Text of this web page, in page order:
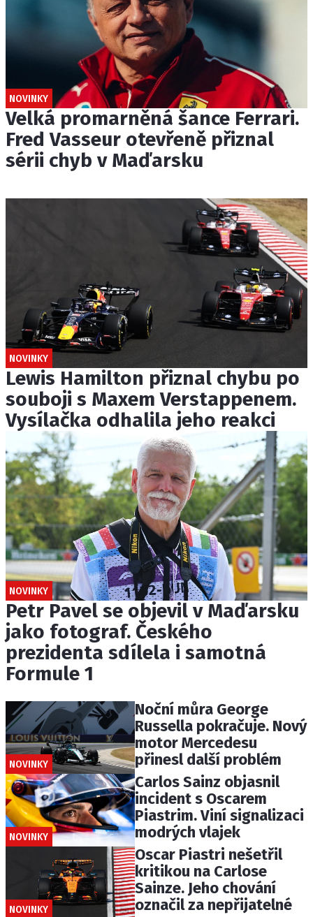
NOVINKY
Velká promarněná šance Ferrari.
Fred Vasseur otevřeně přiznal
sérii chyb v Maďarsku
NOVINKY
Lewis Hamilton přiznal chybu po
souboji s Maxem Verstappenem.
Vysílačka odhalila jeho reakci
NOVINKY
Petr Pavel se objevil v Maďarsku
jako fotograf. Českého
prezidenta sdílela i samotná
Formule 1
NOVINKY
Noční můra George
Russella pokračuje. Nový
motor Mercedesu
přinesl další problém
NOVINKY
Carlos Sainz objasnil
incident s Oscarem
Piastrim. Viní signalizaci
modrých vlajek
NOVINKY
Oscar Piastri nešetřil
kritikou na Carlose
Sainze. Jeho chování
označil za nepřijatelné